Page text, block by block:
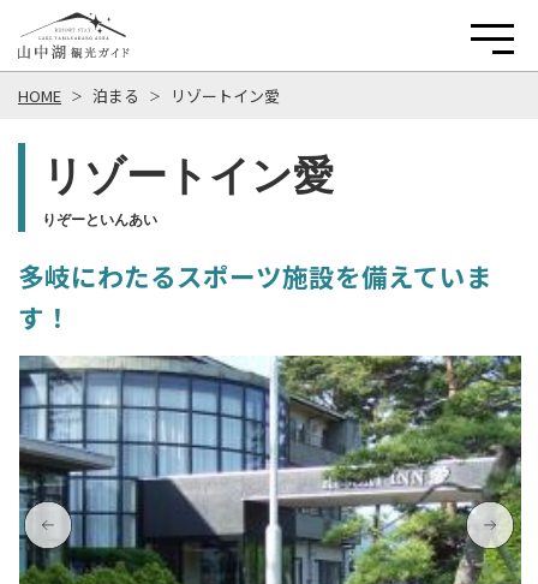
HOME 泊まる リゾートイン愛
リゾートイン愛
りぞーといんあい
多岐にわたるスポーツ施設を備えていま
す！